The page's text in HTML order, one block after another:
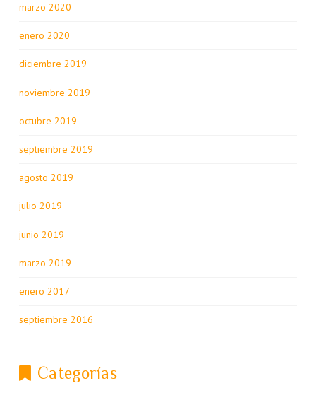
marzo 2020
enero 2020
diciembre 2019
noviembre 2019
octubre 2019
septiembre 2019
agosto 2019
julio 2019
junio 2019
marzo 2019
enero 2017
septiembre 2016
Categorías